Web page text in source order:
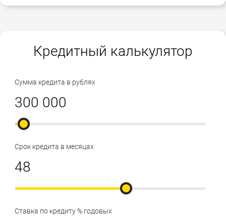
Кредитный калькулятор
Сумма кредита в рублях
Срок кредита в месяцах
Ставка по кредиту % годовых